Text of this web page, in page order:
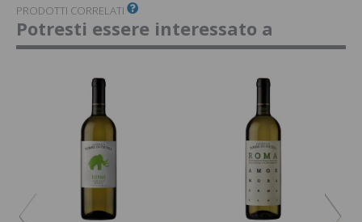
PRODOTTI CORRELATI
Potresti essere interessato a